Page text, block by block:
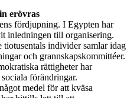
erövras
fördjupning. I Egypten har
inledningen till organisering.
tiotusentals individer samlar idag
och grannskapskommittéer.
rättigheter har
förändringar.
medel för att kväsa